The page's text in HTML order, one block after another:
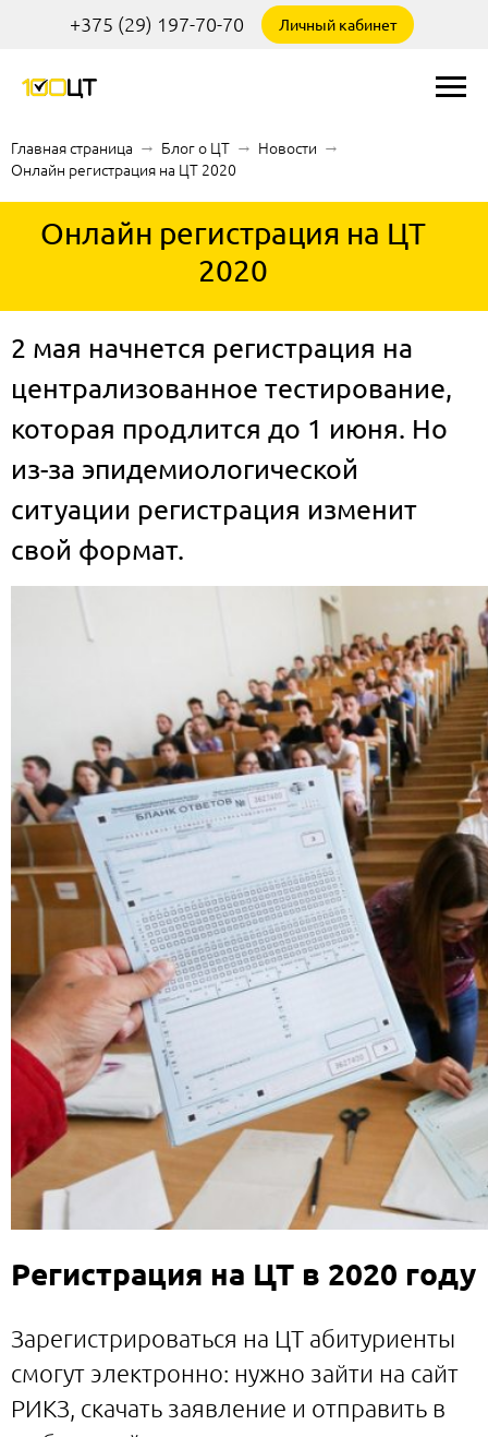
+375 (29) 197-70-70 Личный кабинет
Главная страница → Блог о ЦТ → Новости →
Онлайн регистрация на ЦТ 2020
Онлайн регистрация на ЦТ
2020
2 мая начнется регистрация на
централизованное тестирование,
которая продлится до 1 июня. Но
из-за эпидемиологической
ситуации регистрация изменит
свой формат.
Регистрация на ЦТ в 2020 году
Зарегистрироваться на ЦТ абитуриенты
смогут электронно: нужно зайти на сайт
РИКЗ, скачать заявление и отправить в